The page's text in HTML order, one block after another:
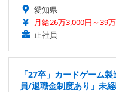
愛知県
月給26万3,000円～39
正社員
「27卒」カードゲーム
員/退職金制度あり」未